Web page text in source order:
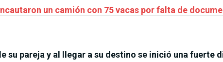
un camión con 75 vacas por falta de
su pareja y al llegar a su destino se inició una fuerte